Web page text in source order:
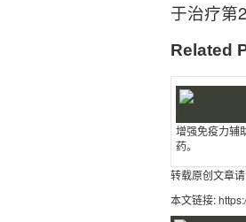
于治疗第
Related
增强免疫力辅
药。
转载原创文章请
本文链接: